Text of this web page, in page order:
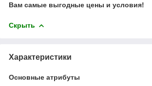
Вам самые выгодные цены и условия!
Скрыть
Характеристики
Основные атрибуты